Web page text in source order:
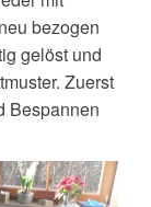
bezogen
gelöst und
Zuerst
Bespannen